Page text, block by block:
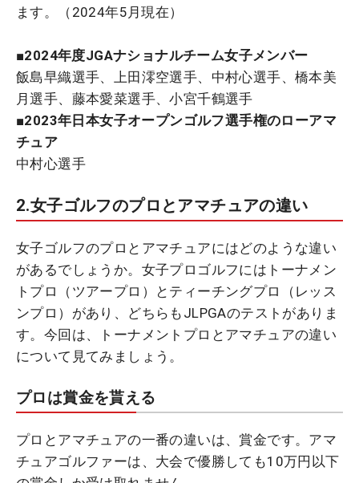
ます。（2024年5月現在）
■2024年度JGAナショナルチーム女子メンバー
飯島早織選手、上田澪空選手、中村心選手、橋本美
月選手、藤本愛菜選手、小宮千鶴選手
■2023年日本女子オープンゴルフ選手権のローアマ
チュア
中村心選手
2.女子ゴルフのプロとアマチュアの違い
女子ゴルフのプロとアマチュアにはどのような違い
があるでしょうか。女子プロゴルフにはトーナメン
トプロ（ツアープロ）とティーチングプロ（レッス
ンプロ）があり、どちらもJLPGAのテストがありま
す。今回は、トーナメントプロとアマチュアの違い
について見てみましょう。
プロは賞金を貰える
プロとアマチュアの一番の違いは、賞金です。アマ
チュアゴルファーは、大会で優勝しても10万円以下